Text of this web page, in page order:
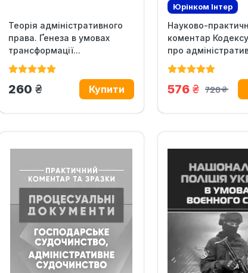
Теорія адміністративного
права. Ґенеза в умовах
трансформації...
260 грн.
Юрінком Iнтер
Науково-
коментар
про
720
грн.
576 грн.